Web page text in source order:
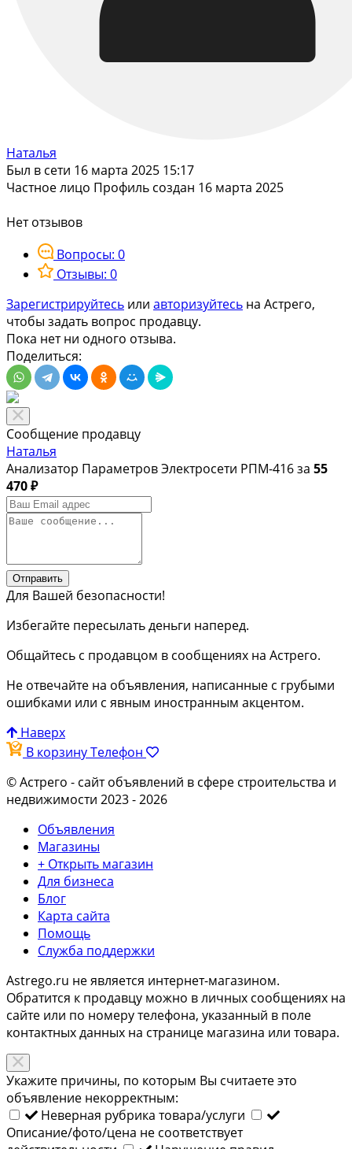
Наталья
Был в сети 16 марта 2025 15:17
Частное лицо Профиль создан 16 марта 2025
Нет отзывов
Вопросы: 0
Отзывы: 0
Зарегистрируйтесь или авторизуйтесь на Астрего,
чтобы задать вопрос продавцу.
Пока нет ни одного отзыва.
Поделиться:
Сообщение продавцу
Наталья
Анализатор Параметров Электросети РПМ-416 за 55
470 ₽
Отправить
Для Вашей безопасности!
Избегайте пересылать деньги наперед.
Общайтесь с продавцом в сообщениях на Астрего.
Не отвечайте на объявления, написанные с грубыми
ошибками или с явным иностранным акцентом.
Наверх
В корзинуТелефон
© Астрего - сайт объявлений в сфере строительства и
недвижимости 2023 - 2026
Объявления
Магазины
+ Открыть магазин
Для бизнеса
Блог
Карта сайта
Помощь
Служба поддержки
Astrego.ru не является интернет-магазином.
Обратится к продавцу можно в личных сообщениях на
сайте или по номеру телефона, указанный в поле
контактных данных на странице магазина или товара.
Укажите причины, по которым Вы считаете это
объявление некорректным:
Неверная рубрика товара/услуги
Описание/фото/цена не соответствует